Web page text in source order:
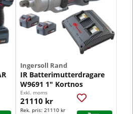
Ingersoll Rand
IR Batterimutterdragare
W9691 1" Kortnos
Exkl. moms
21110 kr
Rek. pris: 21110 kr